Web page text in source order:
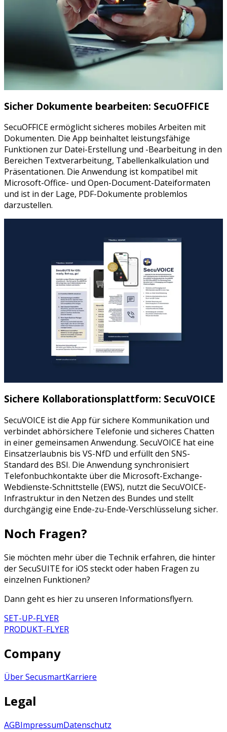
Sicher Dokumente bearbeiten: SecuOFFICE
SecuOFFICE ermöglicht sicheres mobiles Arbeiten mit
Dokumenten. Die App beinhaltet leistungsfähige
Funktionen zur Datei-Erstellung und -Bearbeitung in den
Bereichen Textverarbeitung, Tabellenkalkulation und
Präsentationen. Die Anwendung ist kompatibel mit
Microsoft-Office- und Open-Document-Dateiformaten
und ist in der Lage, PDF-Dokumente problemlos
darzustellen.
Sichere Kollaborationsplattform: SecuVOICE
SecuVOICE ist die App für sichere Kommunikation und
verbindet abhörsichere Telefonie und sicheres Chatten
in einer gemeinsamen Anwendung. SecuVOICE hat eine
Einsatzerlaubnis bis VS-NfD und erfüllt den SNS-
Standard des BSI. Die Anwendung synchronisiert
Telefonbuchkontakte über die Microsoft-Exchange-
Webdienste-Schnittstelle (EWS), nutzt die SecuVOICE-
Infrastruktur in den Netzen des Bundes und stellt
durchgängig eine Ende-zu-Ende-Verschlüsselung sicher.
Noch Fragen?
Sie möchten mehr über die Technik erfahren, die hinter
der SecuSUITE for iOS steckt oder haben Fragen zu
einzelnen Funktionen?
Dann geht es hier zu unseren Informationsflyern.
SET-UP-FLYER
PRODUKT-FLYER
Company
Über SecusmartKarriere
Legal
AGBImpressumDatenschutz